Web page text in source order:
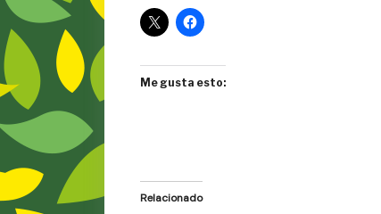
Me gusta esto:
Relacionado